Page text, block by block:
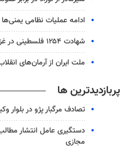
ادامه عملیات نظامی
شهادت ۱۲۵۴ فلسطینی در غزه از آغاز آتش‌بس تاکنون
ملت ایران از آرمان‌های
پربازدیدترین ها
تصادف مرگبار پژو در بلوار
دستگیری عامل انتشار
مجازی